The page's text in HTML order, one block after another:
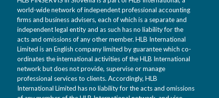
world-wide network of independent professional accounting
firms and business advisers, each of which is a separate and
independent legal entity and as such has no liability for the
acts and omissions of any other member. HLB International
Limited is an English company limited by guarantee which co-
ordinates the international activities of the HLB International
network but does not provide, supervise or manage
professional services to clients. Accordingly, HLB
International Limited has no liability for the acts and omissions